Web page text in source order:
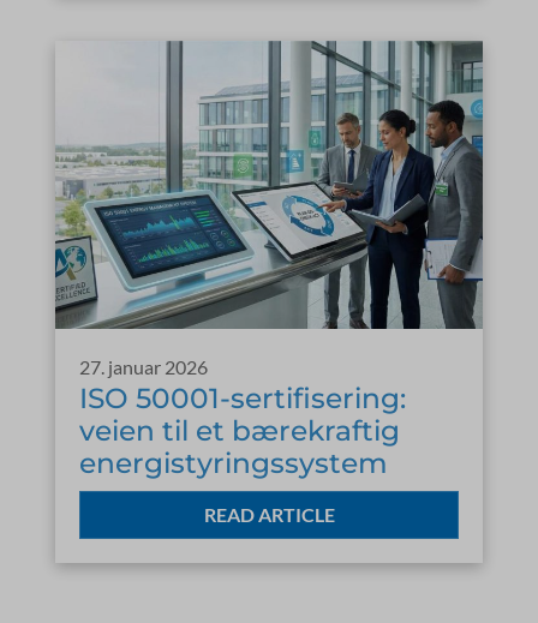
27. januar 2026
ISO 50001-sertifisering:
veien til et bærekraftig
energistyringssystem
READ ARTICLE